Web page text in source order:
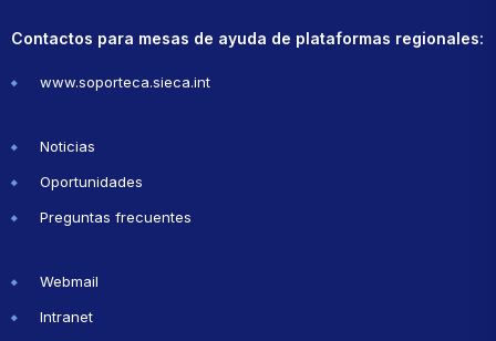
Contactos para mesas de ayuda de plataformas regionales:
www.soporteca.sieca.int
Noticias
Oportunidades
Preguntas frecuentes
Webmail
Intranet